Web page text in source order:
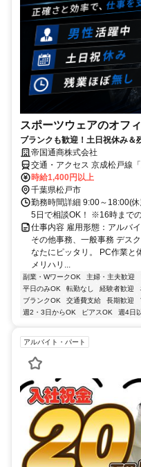
スポーツウェアのオフ
ブランクも歓迎！土日祝休み＆
帝国通商株式会社
交通・アクセス 京成松戸線
時給1,400円以上
千葉県松戸市
勤務時間詳細 9:00～18:00(
5日で相談OK！ ※16時まで
仕事内容 雇用形態：アルバ
その他事務、一般事務 デス
なたにピッタリ。 PC作業と
メリハリ...
副業・WワークOK 主婦・主夫歓迎
平日のみOK
転勤なし 経験者歓迎
ブランクOK
交通費支給 長期歓迎
週2・3日からOK
ピアスOK 週4日
アルバイト・パート